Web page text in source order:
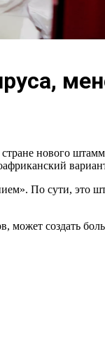
нового
По сути,
создать